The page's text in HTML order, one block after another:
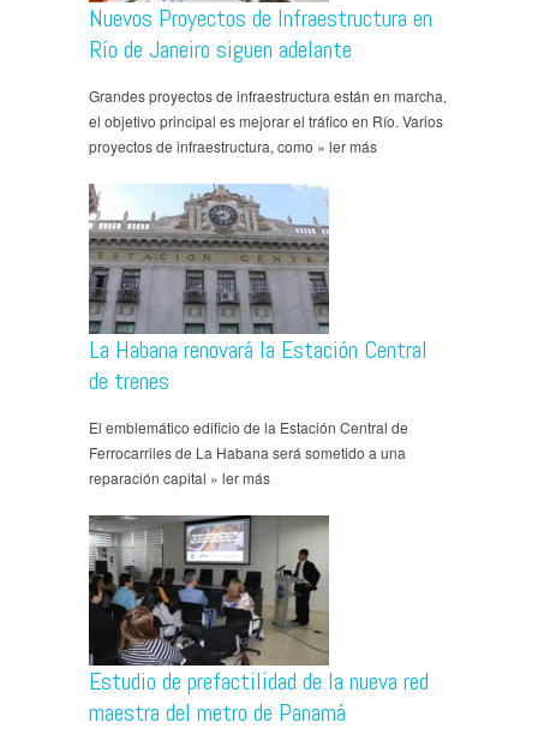
Nuevos Proyectos de Infraestructura en
Río de Janeiro siguen adelante
Grandes proyectos de infraestructura están en marcha,
el objetivo principal es mejorar el tráfico en Río. Varios
proyectos de infraestructura, como » ler más
La Habana renovará la Estación Central
de trenes
El emblemático edificio de la Estación Central de
Ferrocarriles de La Habana será sometido a una
reparación capital » ler más
Estudio de prefactilidad de la nueva red
maestra del metro de Panamá